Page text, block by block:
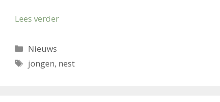
Lees verder
Categorieën
Nieuws
Tags
jongen, nest